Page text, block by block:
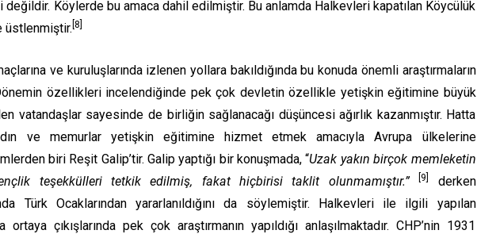
değildir. Köylerde bu amaca dahil edilmiştir. Bu anlamda Halkevleri kapatılan Köycülük
üstlenmiştir. [8]
ve kuruluşlarında izlenen yollara bakıldığında bu konuda önemli araştırmaların
Dönemin özellikleri incelendiğinde pek çok devletin özellikle yetişkin eğitimine büyük
vatandaşlar sayesinde de birliğin sağlanacağı düşüncesi ağırlık kazanmıştır. Hatta
ve memurlar yetişkin eğitimine hizmet etmek amacıyla Avrupa ülkelerine
biri Reşit Galip’tir. Galip yaptığı bir konuşmada, “Uzak yakın birçok memleketin
teşekkülleri tetkik edilmiş, fakat hiçbirisi taklit olunmamıştır.”
[9]
derken
Türk Ocaklarından yararlanıldığını da söylemiştir. Halkevleri ile ilgili yapılan
ortaya çıkışlarında pek çok araştırmanın yapıldığı anlaşılmaktadır. CHP’nin 1931